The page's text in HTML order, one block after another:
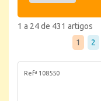
1 a 24 de 431 artigos
1
2
Refª 108550